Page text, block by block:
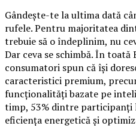
Gândește-te la ultima dată
rufele. Pentru majoritatea
trebuie să o îndeplinim, nu
Dar ceva se schimbă. În
consumatori spun că își
caracteristici premium,
funcționalități bazate pe
timp, 53% dintre participanți
eficiența energetică și